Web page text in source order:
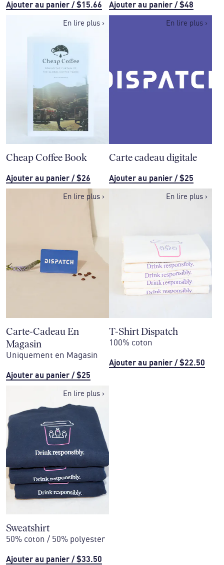
Ajouter au panier / $15.66 Ajouter au panier / $48
En lire plus ›
Cheap Coffee Book
Ajouter au panier / $26
En lire plus ›
Carte cadeau digitale
Ajouter au panier / $25
En lire plus ›
Carte-Cadeau En
Magasin
Uniquement en Magasin
Ajouter au panier / $25
En lire plus ›
T-Shirt Dispatch
100% coton
Ajouter au panier / $22.50
En lire plus ›
Sweatshirt
50% coton / 50% polyester
Ajouter au panier / $33.50